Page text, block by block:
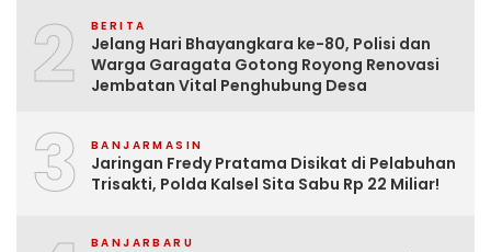
2 BERITA
Jelang Hari Bhayangkara ke-80, Polisi dan
Warga Garagata Gotong Royong Renovasi
Jembatan Vital Penghubung Desa
3 BANJARMASIN
Jaringan Fredy Pratama Disikat di Pelabuhan
Trisakti, Polda Kalsel Sita Sabu Rp 22 Miliar!
BANJARBARU